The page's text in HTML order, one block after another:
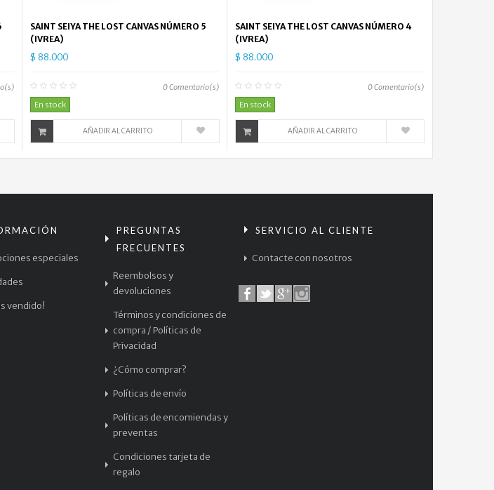
SAINT SEIYA THE LOST CANVAS NÚMERO 5
(IVREA)
$ 88.000
0Comentario(s)
En stock
AÑADIR AL CARRITO
SAINT SEIYA THE LOST CANVAS NÚMERO 4
(IVREA)
$ 88.000
0Comentario(s)
En stock
AÑADIR AL CARRITO
especiales
vendido!
PREGUNTAS
FRECUENTES
Reembolsos y
devoluciones
Términos y condiciones de
compra / Políticas de
Privacidad
¿Cómo comprar?
Políticas de envío
Políticas de encomiendas y
preventas
Condiciones tarjeta de
regalo
SERVICIO AL CLIENTE
Contacte con nosotros